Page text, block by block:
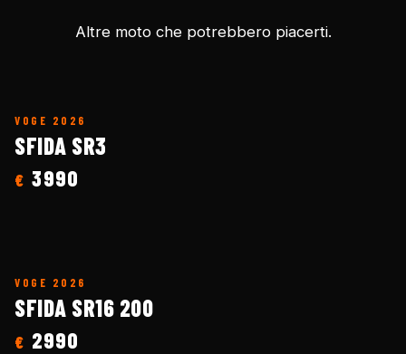
Altre moto che potrebbero piacerti.
VOGE 2026
SFIDA SR3
€ 3990
VOGE 2026
SFIDA SR16 200
€ 2990